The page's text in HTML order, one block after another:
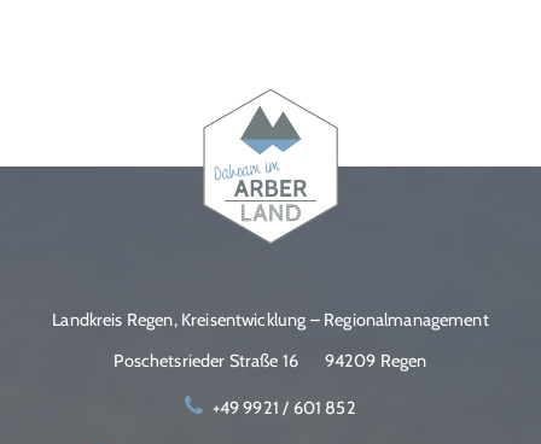
Landkreis Regen, Kreisentwicklung – Regionalmanagement
Poschetsrieder Straße 16
94209 Regen
+49 9921 / 601 852